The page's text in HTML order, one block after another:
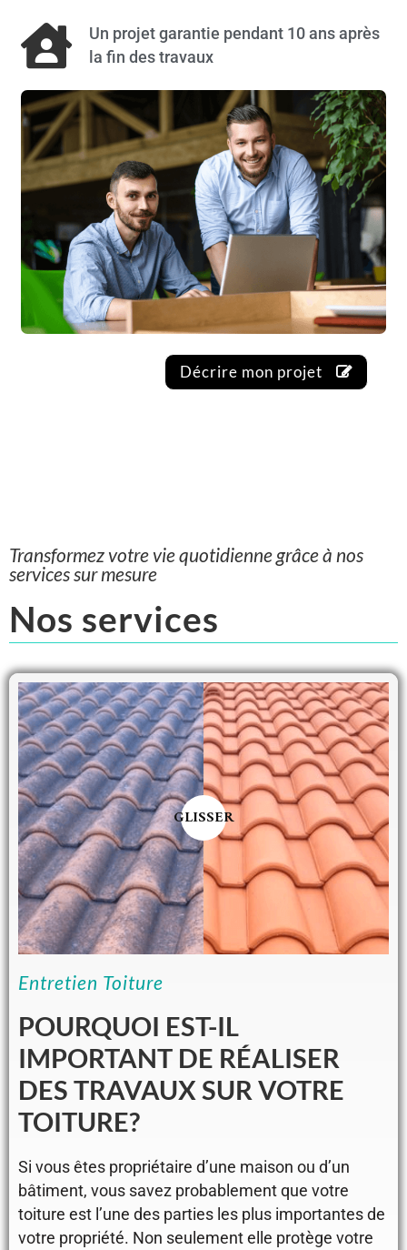
Un projet garantie pendant 10 ans après
la fin des travaux
Décrire mon projet
Transformez votre vie quotidienne grâce à nos
services sur mesure
Nos services
GLISSER
Entretien Toiture
POURQUOI EST-IL
IMPORTANT DE RÉALISER
DES TRAVAUX SUR VOTRE
TOITURE?
Si vous êtes propriétaire d’une maison ou d’un
bâtiment, vous savez probablement que votre
toiture est l’une des parties les plus importantes de
votre propriété. Non seulement elle protège votre